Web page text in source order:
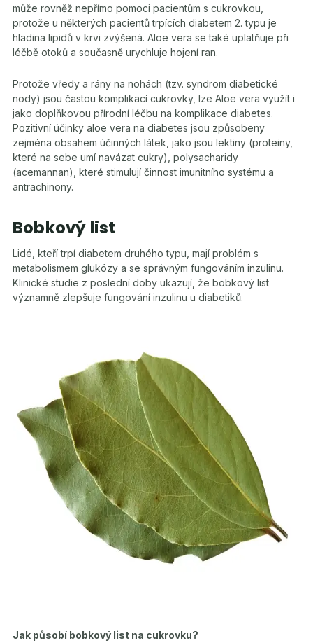
může rovněž nepřímo pomoci pacientům s cukrovkou,
protože u některých pacientů trpících diabetem 2. typu je
hladina lipidů v krvi zvýšená. Aloe vera se také uplatňuje při
léčbě otoků a současně urychluje hojení ran.
Protože vředy a rány na nohách (tzv. syndrom diabetické
nody) jsou častou komplikací cukrovky, lze Aloe vera využít i
jako doplňkovou přírodní léčbu na komplikace diabetes.
Pozitivní účinky aloe vera na diabetes jsou způsobeny
zejména obsahem účinných látek, jako jsou lektiny (proteiny,
které na sebe umí navázat cukry), polysacharidy
(acemannan), které stimulují činnost imunitního systému a
antrachinony.
Bobkový list
Lidé, kteří trpí diabetem druhého typu, mají problém s
metabolismem glukózy a se správným fungováním inzulinu.
Klinické studie z poslední doby ukazují, že bobkový list
významně zlepšuje fungování inzulinu u diabetiků.
Jak působí bobkový list na cukrovku?